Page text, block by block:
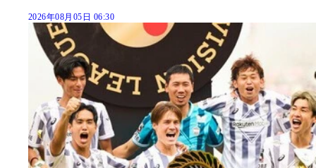
2026年08月05日 06:30